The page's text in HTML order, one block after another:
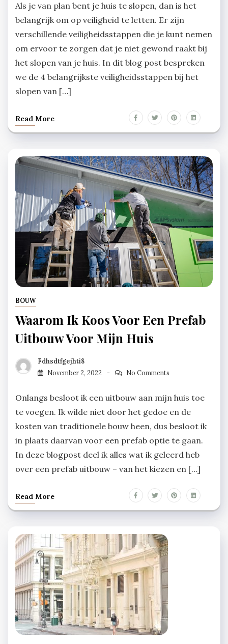
Als je van plan bent je huis te slopen, dan is het
belangrijk om op veiligheid te letten. Er zijn
verschillende veiligheidsstappen die je kunt nemen
om ervoor te zorgen dat je niet gewond raakt bij
het slopen van je huis. In dit blog post bespreken
we de 4 belangrijkste veiligheidsstappen bij het
slopen van […]
Read More
BOUW
Waarom Ik Koos Voor Een Prefab
Uitbouw Voor Mijn Huis
Fdhsdtfgejhti8
November 2, 2022
No Comments
Onlangs besloot ik een uitbouw aan mijn huis toe
te voegen. Ik wilde niet door het gedoe en de
kosten van traditionele bouw heen, dus besloot ik
in plaats daarvan voor een prefab optie te gaan.
In deze blogpost deel ik alles wat ik geleerd heb
over een prefab uitbouw – van het kiezen en […]
Read More